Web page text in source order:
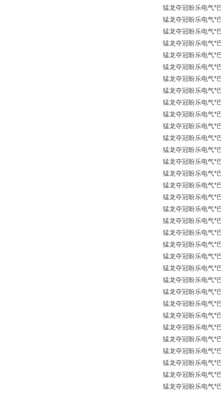
猛龙夺冠盼乐电气*
猛龙夺冠盼乐电气*
猛龙夺冠盼乐电气*
猛龙夺冠盼乐电气*
猛龙夺冠盼乐电气*
猛龙夺冠盼乐电气*
猛龙夺冠盼乐电气*
猛龙夺冠盼乐电气*
猛龙夺冠盼乐电气*
猛龙夺冠盼乐电气*
猛龙夺冠盼乐电气*
猛龙夺冠盼乐电气*
猛龙夺冠盼乐电气*
猛龙夺冠盼乐电气*
猛龙夺冠盼乐电气*
猛龙夺冠盼乐电气*
猛龙夺冠盼乐电气*
猛龙夺冠盼乐电气*
猛龙夺冠盼乐电气*
猛龙夺冠盼乐电气*
猛龙夺冠盼乐电气*
猛龙夺冠盼乐电气*
猛龙夺冠盼乐电气*
猛龙夺冠盼乐电气*
猛龙夺冠盼乐电气*
猛龙夺冠盼乐电气*
猛龙夺冠盼乐电气*
猛龙夺冠盼乐电气*
猛龙夺冠盼乐电气*
猛龙夺冠盼乐电气*
猛龙夺冠盼乐电气*
猛龙夺冠盼乐电气*
猛龙夺冠盼乐电气*